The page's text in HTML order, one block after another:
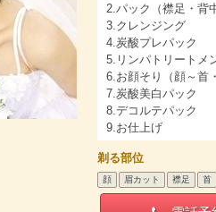
2.パック（襟足・背
3.クレンジング
4.炭酸プレパック
5.リンパトリートメ
6.お顔そり（顔～首
7.炭酸美白パック
8.デコルテパック
9.お仕上げ
剃る部位
顔 眉カット 襟足 首